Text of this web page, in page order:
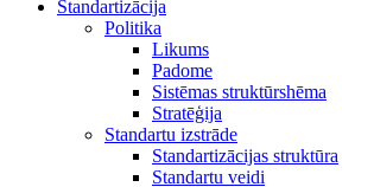
Standartizācija
Politika
Likums
Padome
Sistēmas struktūrshēma
Stratēģija
Standartu izstrāde
Standartizācijas struktūra
Standartu veidi